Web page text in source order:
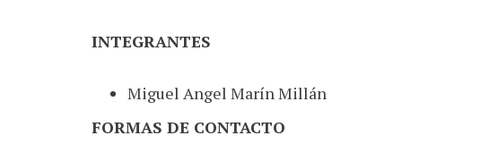
INTEGRANTES
Miguel Angel Marín Millán
FORMAS DE CONTACTO